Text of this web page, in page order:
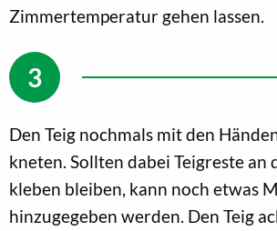
Zimmertemperatur gehen lassen.
Den Teig nochmals mit den
kneten. Sollten dabei Teigreste an
kleben bleiben, kann noch etwas
hinzugegeben werden. Den Teig